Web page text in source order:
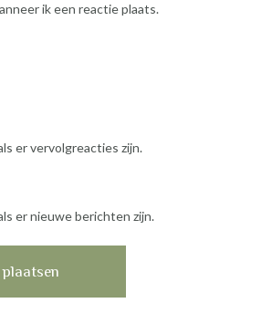
ik een reactie plaats.
er vervolgreacties zijn.
er nieuwe berichten zijn.